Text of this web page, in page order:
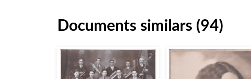
Documents similars (94)